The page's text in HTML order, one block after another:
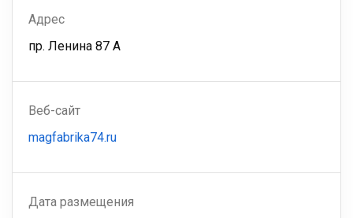
Адрес
пр. Ленина 87 А
Веб-сайт
magfabrika74.ru
Дата размещения